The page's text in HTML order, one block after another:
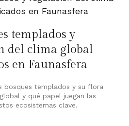
templados y
del clima global
en Faunasfera
bosques templados y su flora
y qué papel juegan las
ecosistemas clave.